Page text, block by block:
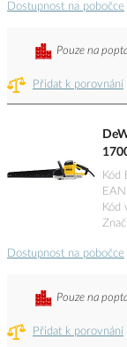
Dostupnost na pobočce
Přidat k porovnání
Pouze na
Kód
EAN
Kód
Dostupnost na pobočce
Přidat k porovnání
Pouze na